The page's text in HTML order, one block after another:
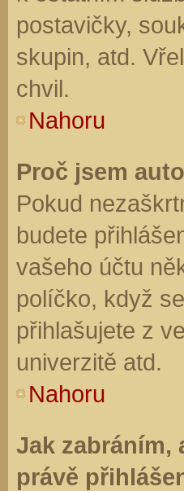
postavičky,
skupin, atd.
chvil.
Nahoru
Proč jsem
Pokud
budete
vašeho účtu
políčko, když
přihlašujete z
univerzitě atd.
Nahoru
Jak zabráním,
právě